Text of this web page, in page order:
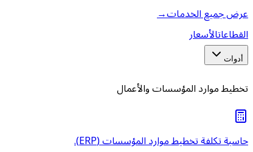
عرض جميع الخدمات→
القطاعاتالأسعار
أدوات
تخطيط موارد المؤسسات والأعمال
حاسبة تكلفة تخطيط موارد المؤسسات (ERP).